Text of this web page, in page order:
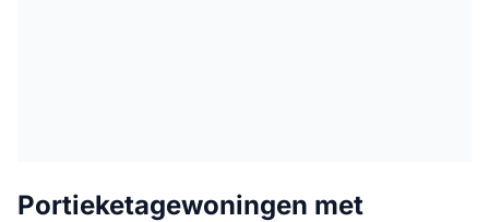
Portieketagewoningen met